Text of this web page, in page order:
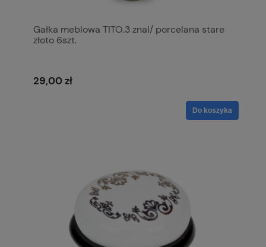
Gałka meblowa TITO.3 znal/ porcelana stare
złoto 6szt.
29,00 zł
Do koszyka